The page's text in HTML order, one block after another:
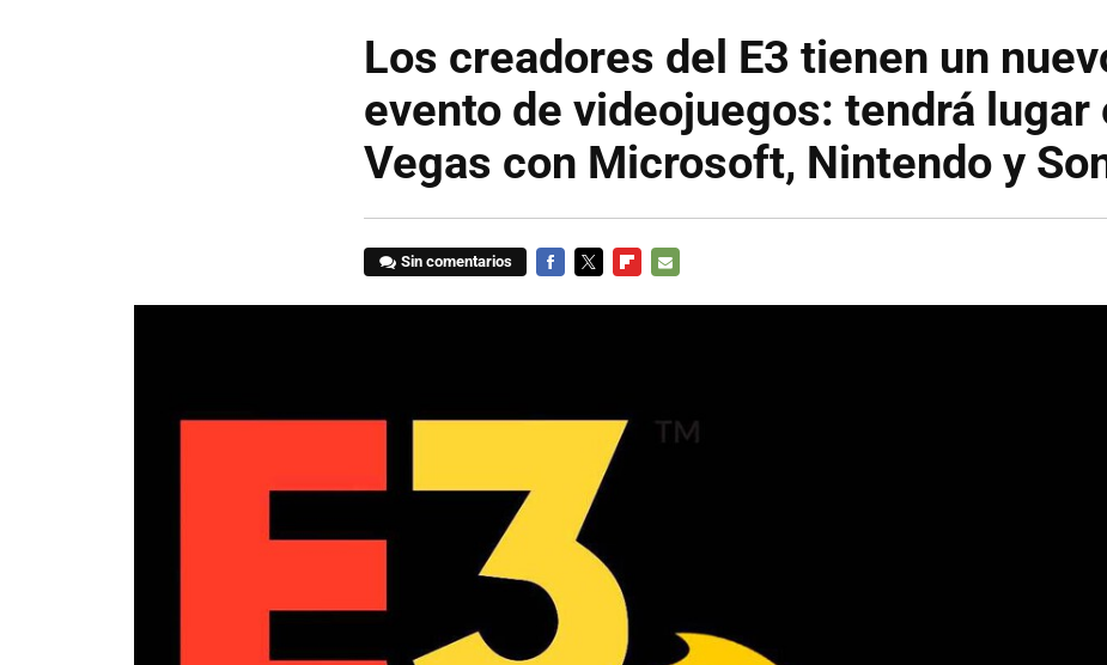
Los creadores del E3 tienen un
evento de videojuegos: tendrá lugar
Vegas con Microsoft, Nintendo y
Sin comentarios